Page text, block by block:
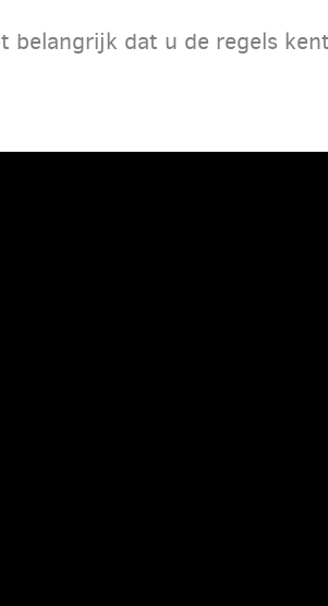
dat u de regels